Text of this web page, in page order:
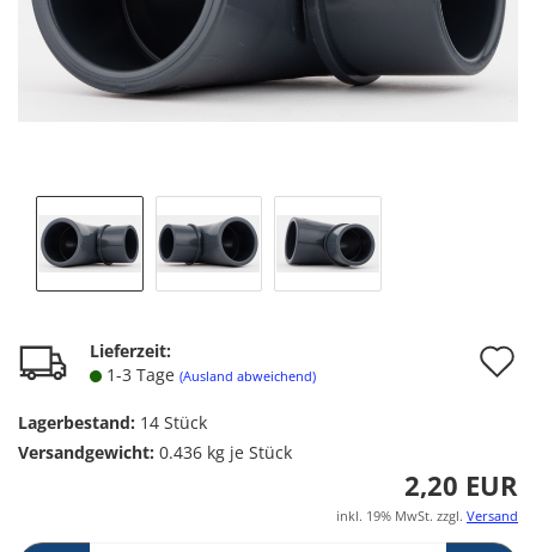
Lieferzeit:
1-3 Tage (Ausland abweichend)
Lagerbestand: 14 Stück
Versandgewicht: 0.436 kg je Stück
2,20 EUR
inkl. 19% MwSt. zzgl. Versand